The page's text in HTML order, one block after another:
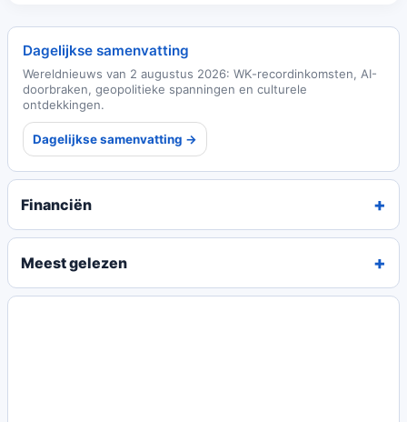
Dagelijkse samenvatting
Wereldnieuws van 2 augustus 2026: WK-recordinkomsten, AI-
doorbraken, geopolitieke spanningen en culturele
ontdekkingen.
Dagelijkse samenvatting →
Financiën
Meest gelezen